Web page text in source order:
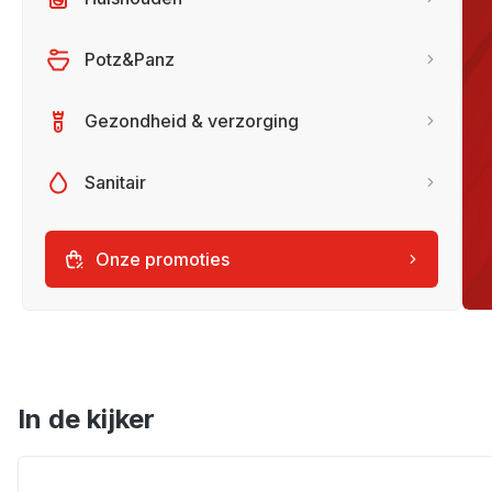
Potz&Panz
Gezondheid & verzorging
Sanitair
Onze promoties
In de kijker